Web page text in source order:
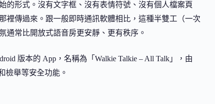
的形式。沒有文字框、沒有表情符號、沒有個人檔案頁
裡傳過來。跟一般即時通訊軟體相比，這種半雙工（一次
通常比開放式語音房更安靜、更有秩序。
版本的 App，名稱為「Walkie Talkie – All Talk」，由
檢舉等安全功能。